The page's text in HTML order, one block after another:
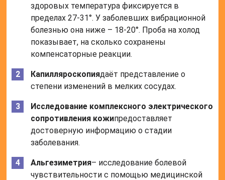
здоровых температура фиксируется в
пределах 27-31°. У заболевших вибрационной
болезнью она ниже – 18-20°. Проба на холод
показывает, на сколько сохранены
компенсаторные реакции.
Капилляроскопиядаёт представление о
степени изменений в мелких сосудах.
Исследование комплексного электрического
сопротивления кожипредоставляет
достоверную информацию о стадии
заболевания.
Альгезиметрия– исследование болевой
чувствительности с помощью медицинской